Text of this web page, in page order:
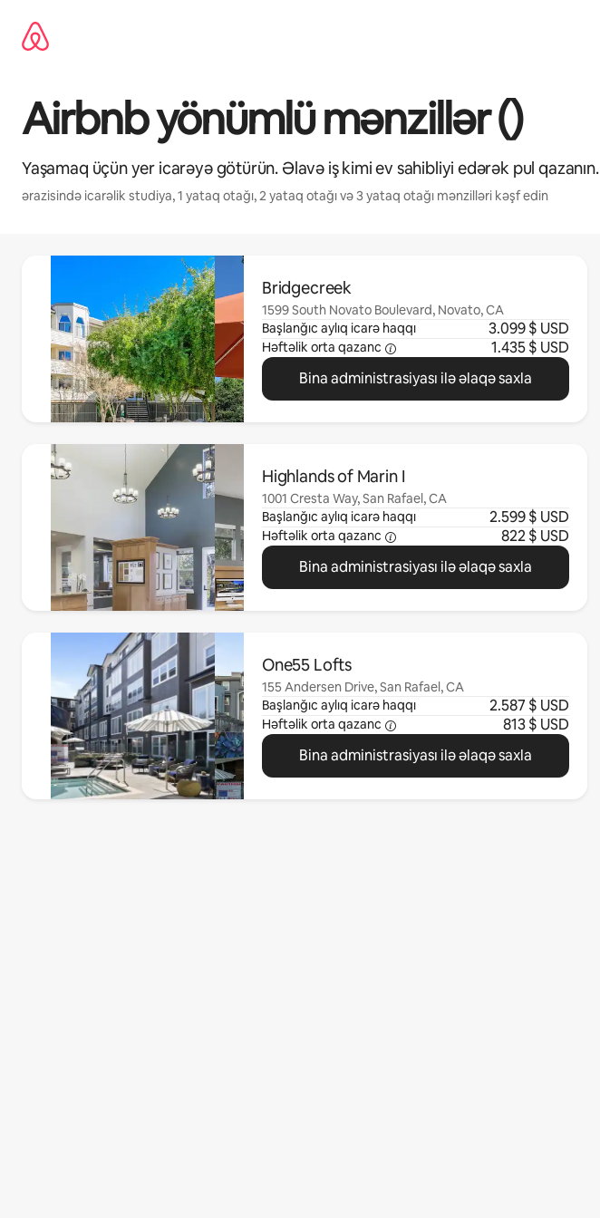
Airbnb yönümlü mənzillər ()
Yaşamaq üçün yer icarəyə götürün. Əlavə iş kimi ev sahibliyi edərək pul qazanın.
ərazisində icarəlik studiya, 1 yataq otağı, 2 yataq otağı və 3 yataq otağı mənzilləri kəşf edin
Bridgecreek
1599 South Novato Boulevard, Novato, CA
Başlanğıc aylıq icarə haqqı
3.099 $ USD
Həftəlik orta qazanc
1.435 $ USD
Bina administrasiyası ilə əlaqə saxla
0/0 element göstərilir
Highlands of Marin I
1001 Cresta Way, San Rafael, CA
Başlanğıc aylıq icarə haqqı
2.599 $ USD
Həftəlik orta qazanc
822 $ USD
Bina administrasiyası ilə əlaqə saxla
0/0 element göstərilir
One55 Lofts
155 Andersen Drive, San Rafael, CA
Başlanğıc aylıq icarə haqqı
2.587 $ USD
Həftəlik orta qazanc
813 $ USD
Bina administrasiyası ilə əlaqə saxla